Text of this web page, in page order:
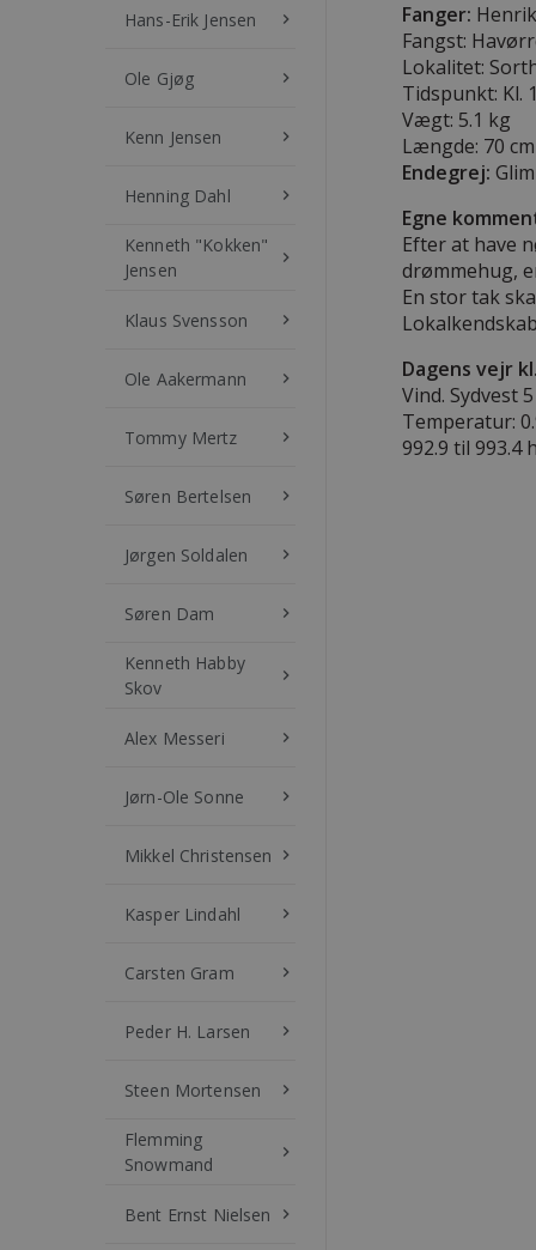
Hans-Erik Jensen keyboard_arrow_right
Ole Gjøg keyboard_arrow_right
Kenn Jensen keyboard_arrow_right
Henning Dahl keyboard_arrow_right
Kenneth "Kokken"
Jensen
keyboard_arrow_right
Klaus Svensson keyboard_arrow_right
Ole Aakermann keyboard_arrow_right
Tommy Mertz keyboard_arrow_right
Søren Bertelsen keyboard_arrow_right
Jørgen Soldalen keyboard_arrow_right
Søren Dam keyboard_arrow_right
Kenneth Habby
Skov
keyboard_arrow_right
Alex Messeri keyboard_arrow_right
Jørn-Ole Sonne keyboard_arrow_right
Mikkel Christensen keyboard_arrow_right
Kasper Lindahl keyboard_arrow_right
Carsten Gram keyboard_arrow_right
Peder H. Larsen keyboard_arrow_right
Steen Mortensen keyboard_arrow_right
Flemming
Snowmand
keyboard_arrow_right
Bent Ernst Nielsen keyboard_arrow_right
Fanger:
Fangst:
Lokalitet:
Tidspunkt: Kl.
Vægt: 5.1 kg
Længde: 70 cm
Endegrej:
Egne
Efter at have
drømmehug,
En stor tak
Dagens vejr
Vind. Sydvest
Temperatur:
992.9 til 993.4